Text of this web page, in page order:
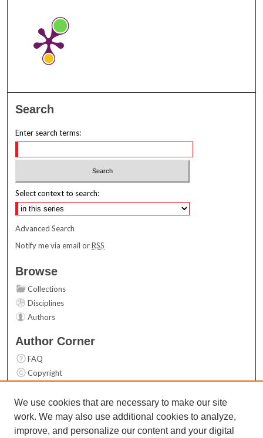
Search
Enter search terms:
Select context to search:
Advanced Search
Notify me via email orRSS
Browse
Collections
Disciplines
Authors
Author Corner
FAQ
Copyright
Contact Us
Links
We use cookies that are necessary to make our site
work. We may also use additional cookies to analyze,
improve, and personalize our content and your digital